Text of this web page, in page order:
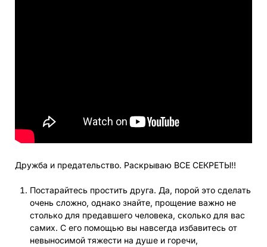
Дружба и предательство. Раскрываю ВСЕ СЕКРЕТЫ!!
Постарайтесь простить друга. Да, порой это сделать
очень сложно, однако знайте, прощение важно не
столько для предавшего человека, сколько для вас
самих. С его помощью вы навсегда избавитесь от
невыносимой тяжести на душе и горечи,